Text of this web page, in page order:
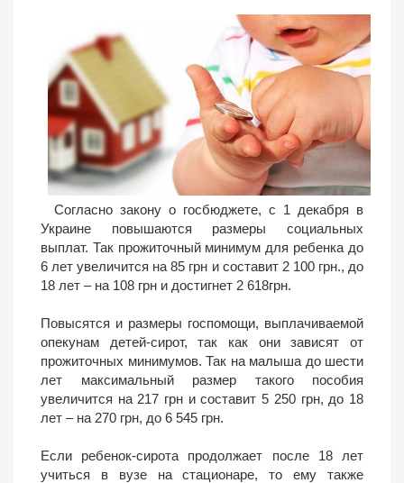
Согласно закону о госбюджете, с 1 декабря в
Украине повышаются размеры социальных
выплат. Так прожиточный минимум для ребенка до
6 лет увеличится на 85 грн и составит 2 100 грн., до
18 лет – на 108 грн и достигнет 2 618грн.
Повысятся и размеры госпомощи, выплачиваемой
опекунам детей-сирот, так как они зависят от
прожиточных минимумов. Так на малыша до шести
лет максимальный размер такого пособия
увеличится на 217 грн и составит 5 250 грн, до 18
лет – на 270 грн, до 6 545 грн.
Если ребенок-сирота продолжает после 18 лет
учиться в вузе на стационаре, то ему также